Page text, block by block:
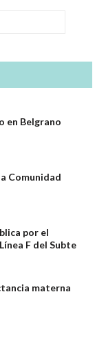
en Belgrano
Comunidad
por el
F del Subte
materna